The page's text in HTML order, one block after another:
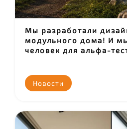
Мы разработали
модульного дома! И
человек для альфа-
Новости